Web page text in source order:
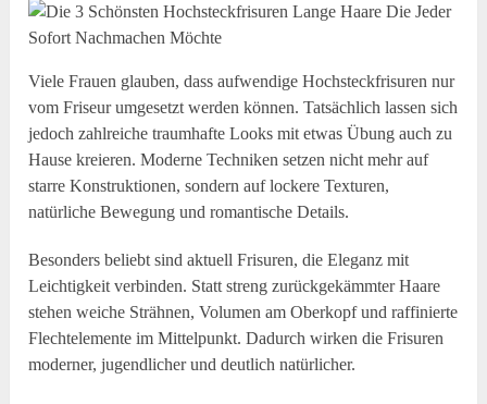
Viele Frauen glauben, dass aufwendige Hochsteckfrisuren nur
vom Friseur umgesetzt werden können. Tatsächlich lassen sich
jedoch zahlreiche traumhafte Looks mit etwas Übung auch zu
Hause kreieren. Moderne Techniken setzen nicht mehr auf
starre Konstruktionen, sondern auf lockere Texturen,
natürliche Bewegung und romantische Details.
Besonders beliebt sind aktuell Frisuren, die Eleganz mit
Leichtigkeit verbinden. Statt streng zurückgekämmter Haare
stehen weiche Strähnen, Volumen am Oberkopf und raffinierte
Flechtelemente im Mittelpunkt. Dadurch wirken die Frisuren
moderner, jugendlicher und deutlich natürlicher.